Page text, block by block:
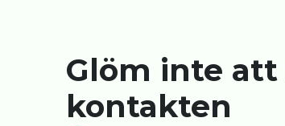
Glöm inte att
kontakten